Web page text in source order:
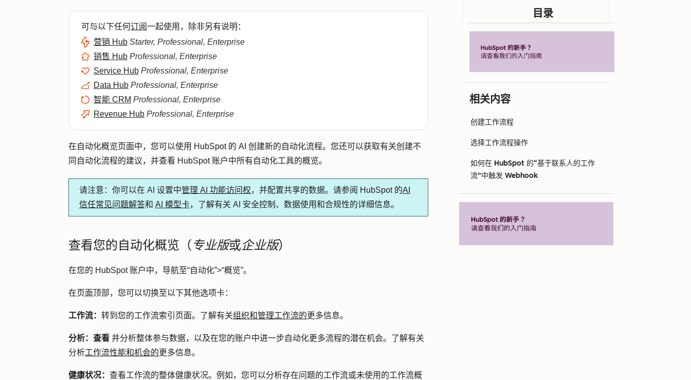
可与以下任何订阅一起使用，除非另有说明：
营销 Hub Starter, Professional, Enterprise
销售 Hub Professional, Enterprise
Service Hub Professional, Enterprise
Data Hub Professional, Enterprise
智能 CRM Professional, Enterprise
Revenue Hub Professional, Enterprise
在自动化概览页面中，您可以使用 HubSpot 的 AI 创建新的自动化流程。您还可以获取有关创建不
同自动化流程的建议，并查看 HubSpot 账户中所有自动化工具的概览。
请注意 ：你可以在 AI 设置中管理 AI 功能访问权，并配置共享的数据。请参阅 HubSpot 的AI
信任常见问题解答和 AI 模型卡，了解有关 AI 安全控制、数据使用和合规性的详细信息。
查看您的自动化概览（专业版或企业版）
在您的 HubSpot 账户中，导航至“自动化”>“概览”。
在页面顶部，您可以切换至以下其他选项卡：
工作流： 转到您的工作流索引页面。了解有关组织和管理工作流的更多信息。
分析：查看 并分析整体参与数据，以及在您的账户中进一步自动化更多流程的潜在机会。了解有关
分析工作流性能和机会的更多信息。
健康状况： 查看工作流的整体健康状况。例如，您可以分析存在问题的工作流或未使用的工作流概
目录
相关内容
创建工作流程
选择工作流程操作
如何在 HubSpot 的“基于联系人的工作
流”中触发 Webhook